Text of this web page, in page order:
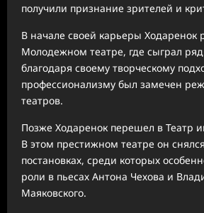
получили признание зрителей и
В начале своей карьеры Ходаренок
Молодежном театре, где сыграл
благодаря своему творческому
профессионализму был замечен
театров.
Позже Ходаренок перешел в Театр
В этом престижном театре он
постановках, среди которых
роли в пьесах Антона Чехова и
Маяковского.